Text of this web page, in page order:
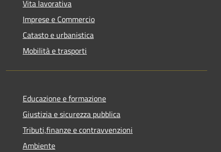
Vita lavorativa
Imprese e Commercio
Catasto e urbanistica
Mobilità e trasporti
Educazione e formazione
Giustizia e sicurezza pubblica
Tributi,finanze e contravvenzioni
Ambiente